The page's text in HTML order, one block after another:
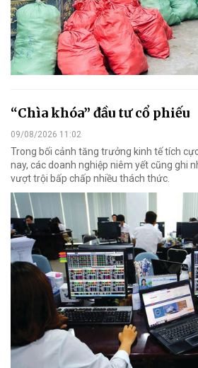
“Chìa khóa” đầu tư cổ phiếu
09/08/2026 11:02
Trong bối cảnh tăng trưởng kinh tế tích
nay, các doanh nghiệp niêm yết cũng ghi
vượt trội bấp chấp nhiều thách thức.